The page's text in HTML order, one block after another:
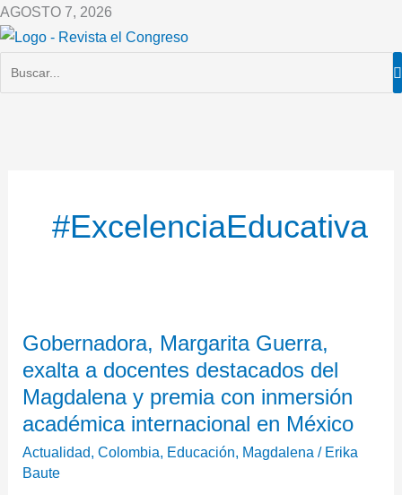
Ir
al
AGOSTO 7, 2026
#ExcelenciaEducativa
Gobernadora, Margarita Guerra,
exalta a docentes destacados del
Magdalena y premia con inmersión
académica internacional en México
Actualidad,Colombia, Educación, Magdalena / Erika
Baute
Margarita
Guerra,
exalta
a
destacados